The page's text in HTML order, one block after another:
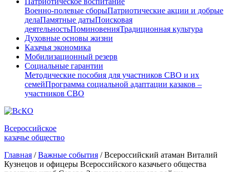
Военно-полевые сборыПатриотические акции и добрые
делаПамятные датыПоисковая
деятельностьПоминовенияТрадиционная культура
Духовные основы жизни
Казачья экономика
Мобилизационный резерв
Социальные гарантии
Методические пособия для участников СВО и их
семейПрограмма социальной адаптации казаков –
участников СВО
Всероссийское
казачье общество
Главная / Важные события / Всероссийский атаман Виталий
Кузнецов и офицеры Всероссийского казачьего общества